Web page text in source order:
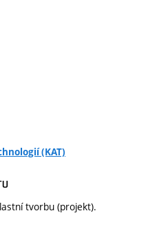
(KAT)
tvorbu (projekt).